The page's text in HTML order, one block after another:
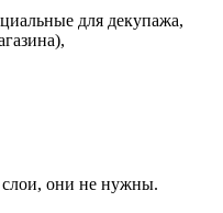
для декупажа,
слои, они не нужны.